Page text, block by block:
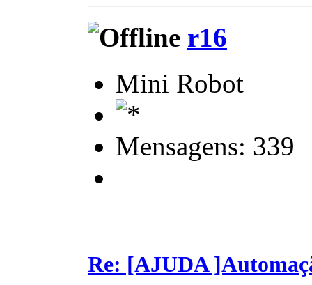
r16
Mini Robot
Mensagens: 339
Re: [AJUDA